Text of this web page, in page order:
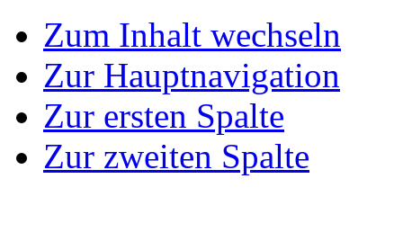
Zum Inhalt wechseln
Zur Hauptnavigation
Zur ersten Spalte
Zur zweiten Spalte